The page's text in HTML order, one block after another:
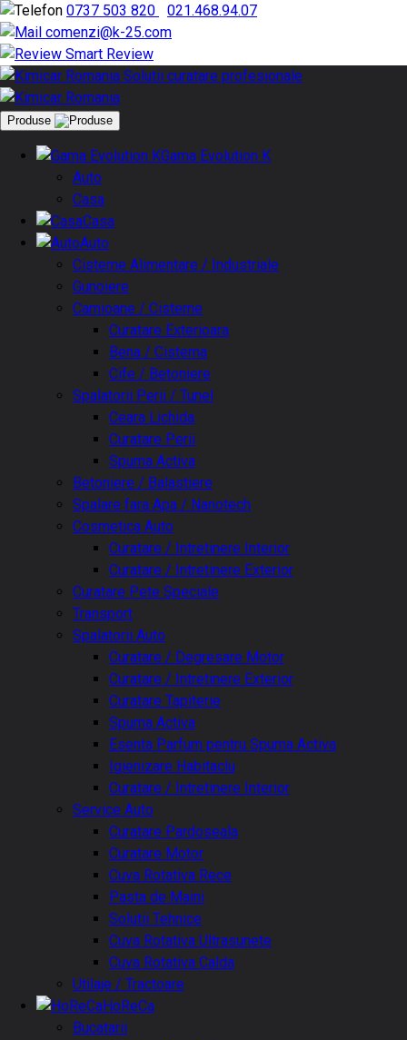
0737 503 820
021.468.94.07
comenzi@k-25.com
Smart Review
Produse
Gama Evolution K
Auto
Casa
Casa
Auto
Cisterne Alimentare / Industriale
Gunoiere
Camioane / Cisterne
Curatare Exterioara
Bena / Cisterna
Cife / Betoniere
Spalatorii Perii / Tunel
Ceara Lichida
Curatare Perii
Spuma Activa
Betoniere / Balastiere
Spalare fara Apa / Nanotech
Cosmetica Auto
Curatare / Intretinere Interior
Curatare / Intretinere Exterior
Curatare Pete Speciale
Transport
Spalatorii Auto
Curatare / Degresare Motor
Curatare / Intretinere Exterior
Curatare Tapiterie
Spuma Activa
Esenta Parfum pentru Spuma Activa
Igienizare Habitaclu
Curatare / Intretinere Interior
Service Auto
Curatare Pardoseala
Curatare Motor
Cuva Rotativa Rece
Pasta de Maini
Solutii Tehnice
Cuva Rotativa Ultrasunete
Cuva Rotativa Calda
Utilaje / Tractoare
HoReCa
Bucatarii